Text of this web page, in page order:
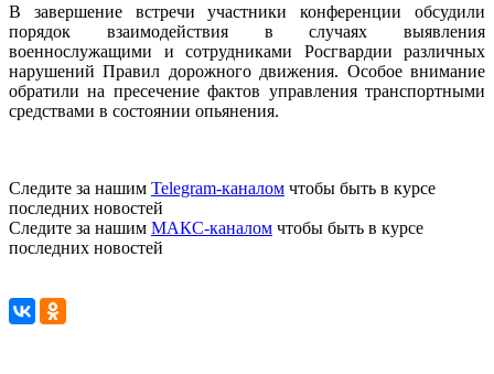
В завершение встречи участники конференции обсудили
порядок взаимодействия в случаях выявления
военнослужащими и сотрудниками Росгвардии различных
нарушений Правил дорожного движения. Особое внимание
обратили на пресечение фактов управления транспортными
средствами в состоянии опьянения.
Следите за нашим Telegram-каналом чтобы быть в курсе
последних новостей
Следите за нашим МАКС-каналом чтобы быть в курсе
последних новостей